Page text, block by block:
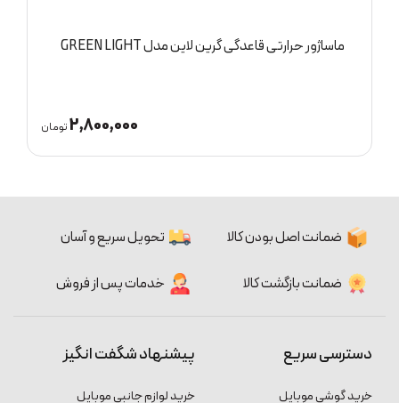
ماساژور حرارتی قاعدگی گرین لاین مدل GREEN LIGHT
2,800,000تومان
ضمانت اصل بودن کالا تحویل سریع و آسان
ضمانت بازگشت کالا خدمات پس از فروش
دسترسی سریع
خرید گوشی موبایل
پیشنهاد شگفت انگیز
خرید لوازم جانبی موبایل